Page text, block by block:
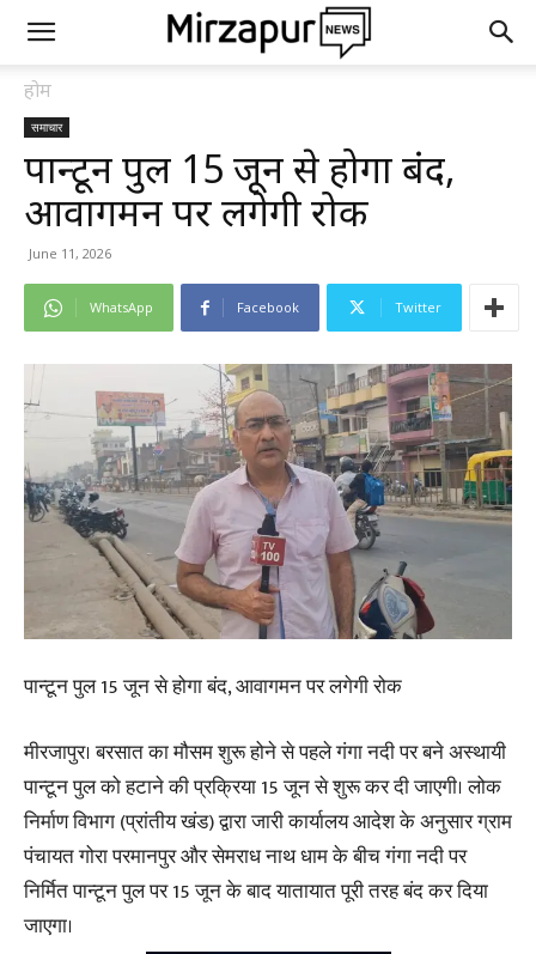
होम
समाचार
पान्टून पुल 15 जून से होगा बंद,
आवागमन पर लगेगी रोक
June 11, 2026
WhatsApp Facebook Twitter
पान्टून पुल 15 जून से होगा बंद, आवागमन पर लगेगी रोक
मीरजापुर। बरसात का मौसम शुरू होने से पहले गंगा नदी पर बने अस्थायी
पान्टून पुल को हटाने की प्रक्रिया 15 जून से शुरू कर दी जाएगी। लोक
निर्माण विभाग (प्रांतीय खंड) द्वारा जारी कार्यालय आदेश के अनुसार ग्राम
पंचायत गोरा परमानपुर और सेमराध नाथ धाम के बीच गंगा नदी पर
निर्मित पान्टून पुल पर 15 जून के बाद यातायात पूरी तरह बंद कर दिया
जाएगा।